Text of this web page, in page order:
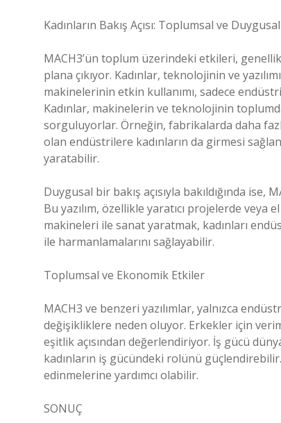
Kadınların Bakış Açısı: Toplumsal ve
MACH3’ün toplum üzerindeki etkileri,
plana çıkıyor. Kadınlar, teknolojinin ve
makinelerinin etkin kullanımı, sadece
Kadınlar, makinelerin ve teknolojinin
sorguluyorlar. Örneğin, fabrikalarda daha
olan endüstrilere kadınların da girmesi
yaratabilir.
Duygusal bir bakış açısıyla bakıldığında
Bu yazılım, özellikle yaratıcı projelerde
makineleri ile sanat yaratmak, kadınları
ile harmanlamalarını sağlayabilir.
Toplumsal ve Ekonomik Etkiler
MACH3 ve benzeri yazılımlar, yalnızca
değişikliklere neden oluyor. Erkekler için
eşitlik açısından değerlendiriyor. İş gücü
kadınların iş gücündeki rolünü
edinmelerine yardımcı olabilir.
SONUÇ